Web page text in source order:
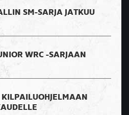
SM-SARJA JATKUU
WRC -SARJAAN